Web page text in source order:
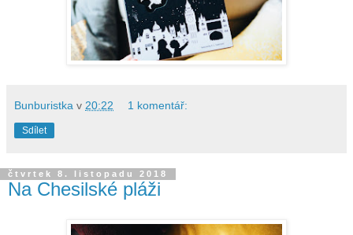
Bunburistka v 20:22 1 komentář:
Sdílet
čtvrtek 8. listopadu 2018
Na Chesilské pláži